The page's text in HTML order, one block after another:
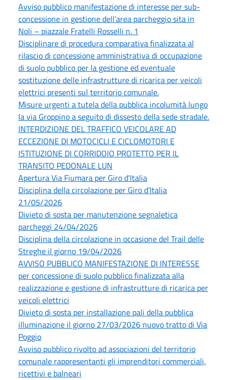
Avviso pubblico manifestazione di interesse per sub-
concessione in gestione dell’area parcheggio sita in
Noli – piazzale Fratelli Rosselli n. 1
Disciplinare di procedura comparativa finalizzata al
rilascio di concessione amministrativa di occupazione
di suolo pubblico per la gestione ed eventuale
sostituzione delle infrastrutture di ricarica per veicoli
elettrici presenti sul territorio comunale.
Misure urgenti a tutela della pubblica incolumità lungo
la via Groppino a seguito di dissesto della sede stradale.
INTERDIZIONE DEL TRAFFICO VEICOLARE AD
ECCEZIONE DI MOTOCICLI E CICLOMOTORI E
ISTITUZIONE DI CORRIDOIO PROTETTO PER IL
TRANSITO PEDONALE LUN
Apertura Via Fiumara per Giro d'Italia
Disciplina della circolazione per Giro d'Italia
21/05/2026
Divieto di sosta per manutenzione segnaletica
parcheggi 24/04/2026
Disciplina della circolazione in occasione del Trail delle
Streghe il giorno 19/04/2026
AVVISO PUBBLICO MANIFESTAZIONE DI INTERESSE
per concessione di suolo pubblico finalizzata alla
realizzazione e gestione di infrastrutture di ricarica per
veicoli elettrici
Divieto di sosta per installazione pali della pubblica
illuminazione il giorno 27/03/2026 nuovo tratto di Via
Poggio
Avviso pubblico rivolto ad associazioni del territorio
comunale rappresentanti gli imprenditori commerciali,
ricettivi e balneari